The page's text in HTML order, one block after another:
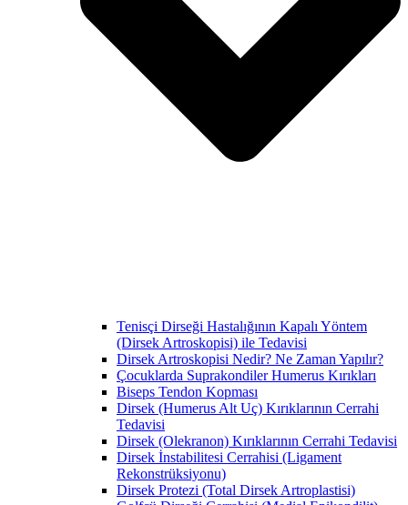
Tenisçi Dirseği Hastalığının Kapalı Yöntem
(Dirsek Artroskopisi) ile Tedavisi
Dirsek Artroskopisi Nedir? Ne Zaman Yapılır?
Çocuklarda Suprakondiler Humerus Kırıkları
Biseps Tendon Kopması
Dirsek (Humerus Alt Uç) Kırıklarının Cerrahi
Tedavisi
Dirsek (Olekranon) Kırıklarının Cerrahi Tedavisi
Dirsek İnstabilitesi Cerrahisi (Ligament
Rekonstrüksiyonu)
Dirsek Protezi (Total Dirsek Artroplastisi)